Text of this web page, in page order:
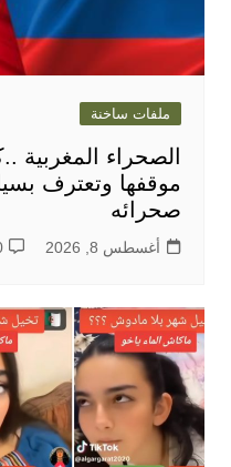
ملفات ساخنة
الصحراء المغربية
موقفها وتعترف
صحرائه
أغسطس 8, 2026